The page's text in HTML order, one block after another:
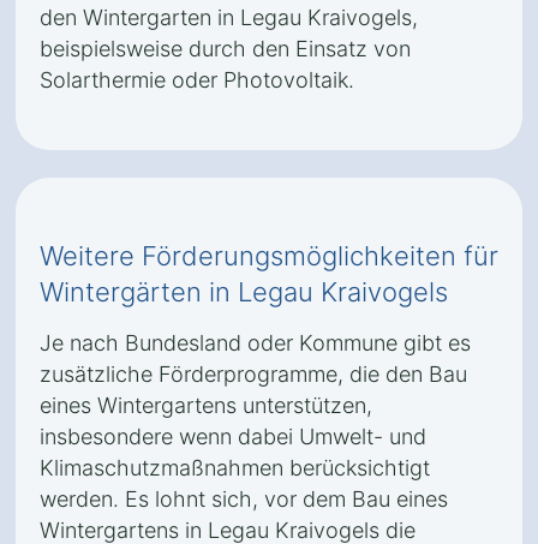
den Wintergarten in Legau Kraivogels,
beispielsweise durch den Einsatz von
Solarthermie oder Photovoltaik.
Weitere Förderungsmöglichkeiten für
Wintergärten in Legau Kraivogels
Je nach Bundesland oder Kommune gibt es
zusätzliche Förderprogramme, die den Bau
eines Wintergartens unterstützen,
insbesondere wenn dabei Umwelt- und
Klimaschutzmaßnahmen berücksichtigt
werden. Es lohnt sich, vor dem Bau eines
Wintergartens in Legau Kraivogels die